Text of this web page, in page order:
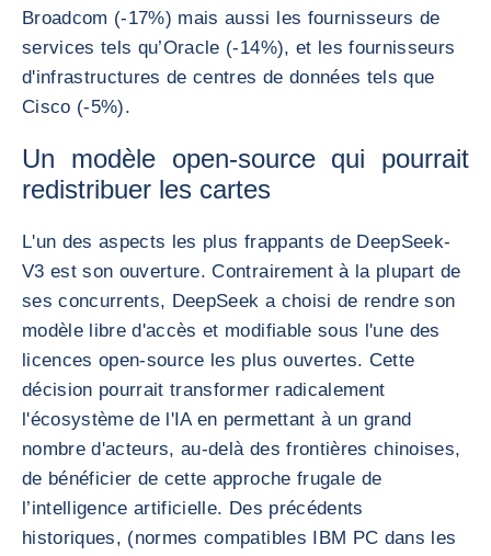
Broadcom (-17%) mais aussi les fournisseurs de
services tels qu’Oracle (-14%), et les fournisseurs
d'infrastructures de centres de données tels que
Cisco (-5%).
Un modèle open-source qui pourrait
redistribuer les cartes
L'un des aspects les plus frappants de DeepSeek-
V3 est son ouverture. Contrairement à la plupart de
ses concurrents, DeepSeek a choisi de rendre son
modèle libre d'accès et modifiable sous l'une des
licences open-source les plus ouvertes. Cette
décision pourrait transformer radicalement
l'écosystème de l'IA en permettant à un grand
nombre d'acteurs, au-delà des frontières chinoises,
de bénéficier de cette approche frugale de
l’intelligence artificielle. Des précédents
historiques, (normes compatibles IBM PC dans les